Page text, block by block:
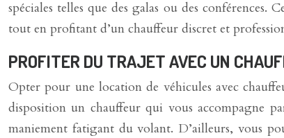
spéciales telles que des galas ou des
tout en profitant d’un chauffeur discret et
PROFITER DU TRAJET AVEC UN
Opter pour une location de véhicules avec
disposition un chauffeur qui vous accompagne
maniement fatigant du volant. D’ailleurs, vous